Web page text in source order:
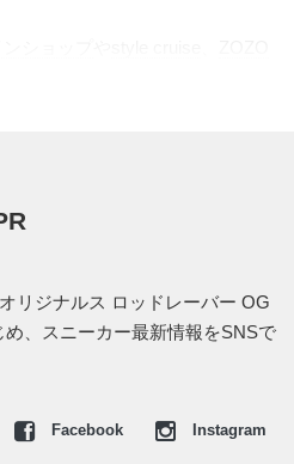
リジナルス ロッドレーバー OG
、スニーカー最新情報をSNSで
Facebook Instagram